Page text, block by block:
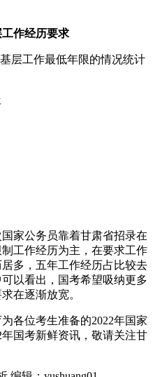
作经历要求
层工作最低年限的情况统计
家公务员靠着甘肃省招录在
工作经历为主，在要求工作
多，五年工作经历占比较去
以看出，国考希望吸纳更多
在逐渐放宽。
各位考生准备的2022年国家
国考新鲜资讯，敬请关注甘